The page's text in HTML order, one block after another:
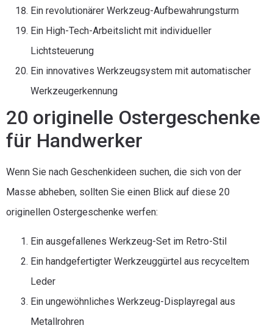
Ein revolutionärer Werkzeug-Aufbewahrungsturm
Ein High-Tech-Arbeitslicht mit individueller
Lichtsteuerung
Ein innovatives Werkzeugsystem mit automatischer
Werkzeugerkennung
20 originelle Ostergeschenke
für Handwerker
Wenn Sie nach Geschenkideen suchen, die sich von der
Masse abheben, sollten Sie einen Blick auf diese 20
originellen Ostergeschenke werfen:
Ein ausgefallenes Werkzeug-Set im Retro-Stil
Ein handgefertigter Werkzeuggürtel aus recyceltem
Leder
Ein ungewöhnliches Werkzeug-Displayregal aus
Metallrohren